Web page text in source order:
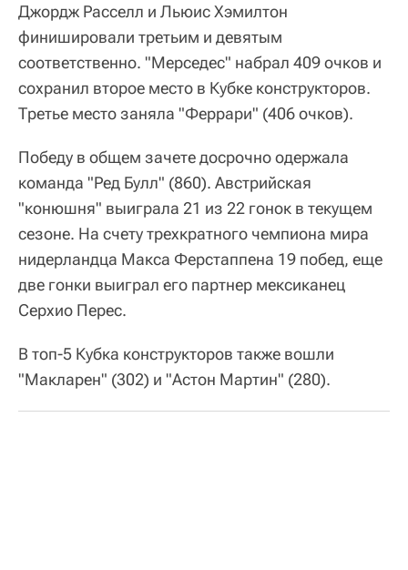
Джордж Расселл и Льюис Хэмилтон
финишировали третьим и девятым
соответственно. "Мерседес" набрал 409 очков и
сохранил второе место в Кубке конструкторов.
Третье место заняла "Феррари" (406 очков).
Победу в общем зачете досрочно одержала
команда "Ред Булл" (860). Австрийская
"конюшня" выиграла 21 из 22 гонок в текущем
сезоне. На счету трехкратного чемпиона мира
нидерландца Макса Ферстаппена 19 побед, еще
две гонки выиграл его партнер мексиканец
Серхио Перес.
В топ-5 Кубка конструкторов также вошли
"Макларен" (302) и "Астон Мартин" (280).